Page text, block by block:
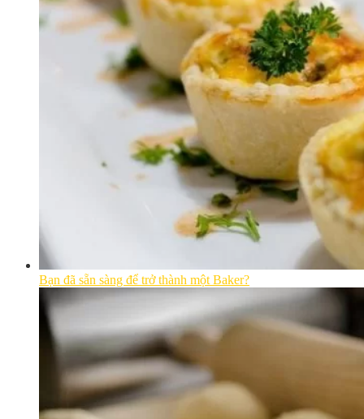
Bạn đã sẵn sàng để trở thành một Baker?